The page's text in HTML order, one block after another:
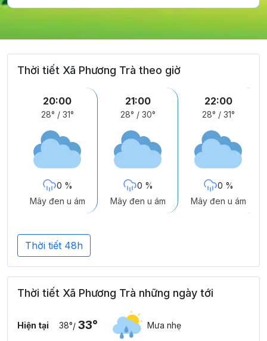
Thời tiết Xã Phương Trà theo giờ
20:00
28° / 31°
0 %
Mây đen u ám
21:00
28° / 30°
0 %
Mây đen u ám
22:00
28° / 31°
0 %
Mây đen u ám
Thời tiết 48h
Thời tiết Xã Phương Trà những ngày tới
Hiện tại 38°/ 33° Mưa nhẹ